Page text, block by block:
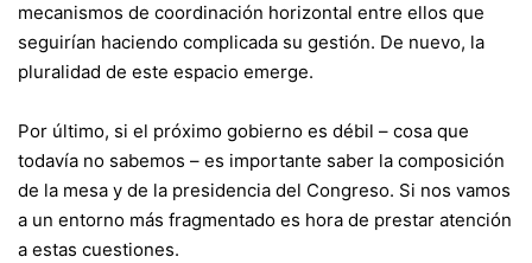
mecanismos de coordinación horizontal entre ellos que
seguirían haciendo complicada su gestión. De nuevo, la
pluralidad de este espacio emerge.
Por último, si el próximo gobierno es débil – cosa que
todavía no sabemos – es importante saber la composición
de la mesa y de la presidencia del Congreso. Si nos vamos
a un entorno más fragmentado es hora de prestar atención
a estas cuestiones.